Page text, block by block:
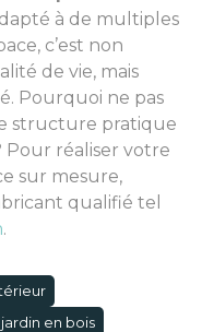
à de multiples
c’est non
de vie, mais
Pourquoi ne pas
structure pratique
Pour réaliser votre
sur mesure,
qualifié tel
.
en bois